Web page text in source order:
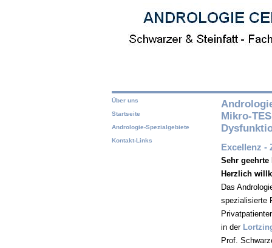
Über uns
Startseite
Andrologie-Spezialgebiete
Kontakt-Links
Mikro-
Excellenz -
Sehr
Herzlich
Das
spezialisierte
in der
Prof.